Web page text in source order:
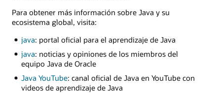
Para obtener más información sobre Java y su
ecosistema global, visita:
java: portal oficial para el aprendizaje de Java
java: noticias y opiniones de los miembros del
equipo Java de Oracle
Java YouTube: canal oficial de Java en YouTube con
videos de aprendizaje de Java